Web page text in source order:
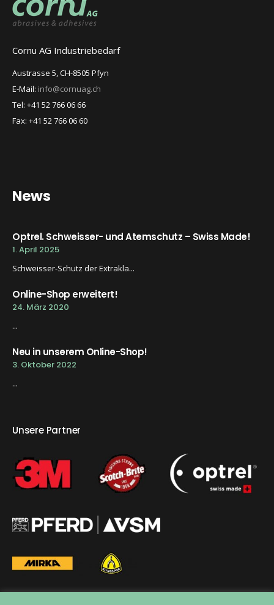
Cornu AG Industriebedarf
Austrasse 5, CH-8505 Pfyn
E-Mail: info@cornuag.ch
Tel: +41 52 766 06 66
Fax: +41 52 766 06 60
News
Optrel. Schweisser- und Atemschutz – Swiss Made!
1. April 2025
Schweisser-Schutz der Extrakla...
Online-Shop erweitert!
24. März 2020
...
Neu in unserem Online-Shop!
3. Oktober 2022
...
Unsere Partner